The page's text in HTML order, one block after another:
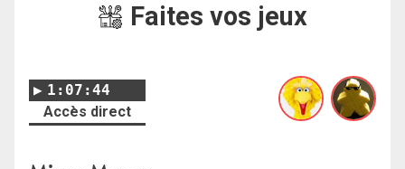
Faites vos jeux
1:07:44
Accès direct